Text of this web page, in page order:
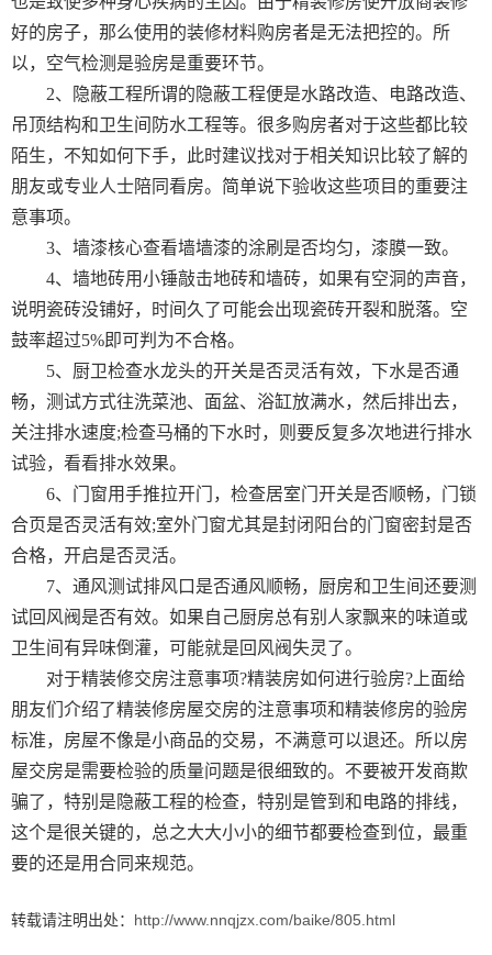
好的房子，那么使用的装修材料购房者是无法把控的。所
以，空气检测是验房是重要环节。
2、隐蔽工程所谓的隐蔽工程便是水路改造、电路改造、
吊顶结构和卫生间防水工程等。很多购房者对于这些都比较
陌生，不知如何下手，此时建议找对于相关知识比较了解的
朋友或专业人士陪同看房。简单说下验收这些项目的重要注
意事项。
3、墙漆核心查看墙墙漆的涂刷是否均匀，漆膜一致。
4、墙地砖用小锤敲击地砖和墙砖，如果有空洞的声音，
说明瓷砖没铺好，时间久了可能会出现瓷砖开裂和脱落。空
鼓率超过5%即可判为不合格。
5、厨卫检查水龙头的开关是否灵活有效，下水是否通
畅，测试方式往洗菜池、面盆、浴缸放满水，然后排出去，
关注排水速度;检查马桶的下水时，则要反复多次地进行排水
试验，看看排水效果。
6、门窗用手推拉开门，检查居室门开关是否顺畅，门锁
合页是否灵活有效;室外门窗尤其是封闭阳台的门窗密封是否
合格，开启是否灵活。
7、通风测试排风口是否通风顺畅，厨房和卫生间还要测
试回风阀是否有效。如果自己厨房总有别人家飘来的味道或
卫生间有异味倒灌，可能就是回风阀失灵了。
对于精装修交房注意事项?精装房如何进行验房?上面给
朋友们介绍了精装修房屋交房的注意事项和精装修房的验房
标准，房屋不像是小商品的交易，不满意可以退还。所以房
屋交房是需要检验的质量问题是很细致的。不要被开发商欺
骗了，特别是隐蔽工程的检查，特别是管到和电路的排线，
这个是很关键的，总之大大小小的细节都要检查到位，最重
要的还是用合同来规范。
转载请注明出处： http://www.nnqjzx.com/baike/805.html